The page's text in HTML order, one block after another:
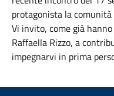
protagonista la comunità
Vi invito, come già
Raffaella Rizzo, a
impegnarvi in prima